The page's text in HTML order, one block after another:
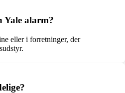
Yale alarm?
eller i forretninger, der